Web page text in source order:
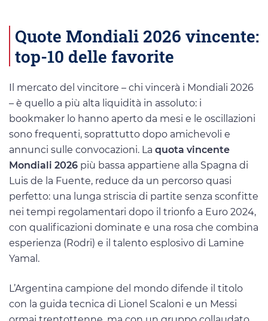
Quote Mondiali 2026 vincente:
top-10 delle favorite
Il mercato del vincitore – chi vincerà i Mondiali 2026
– è quello a più alta liquidità in assoluto: i
bookmaker lo hanno aperto da mesi e le oscillazioni
sono frequenti, soprattutto dopo amichevoli e
annunci sulle convocazioni. La quota vincente
Mondiali 2026 più bassa appartiene alla Spagna di
Luis de la Fuente, reduce da un percorso quasi
perfetto: una lunga striscia di partite senza sconfitte
nei tempi regolamentari dopo il trionfo a Euro 2024,
con qualificazioni dominate e una rosa che combina
esperienza (Rodri) e il talento esplosivo di Lamine
Yamal.
L’Argentina campione del mondo difende il titolo
con la guida tecnica di Lionel Scaloni e un Messi